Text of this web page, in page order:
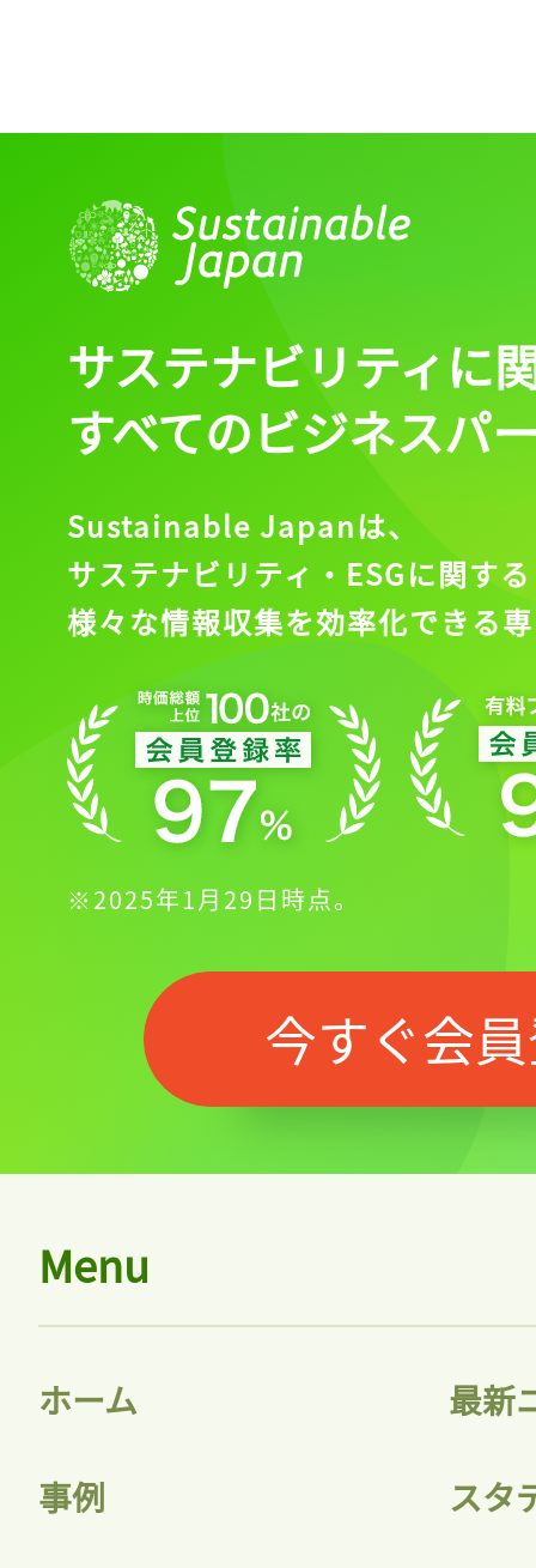
サステナビリティに
すべてのビジネスパ
Sustainable Japanは、
サステナビリティ・ESGに関する
様々な情報収集を効率化できる
※2025年1月29日時点。
今すぐ会
Menu
ホーム 最新
事例 スタ